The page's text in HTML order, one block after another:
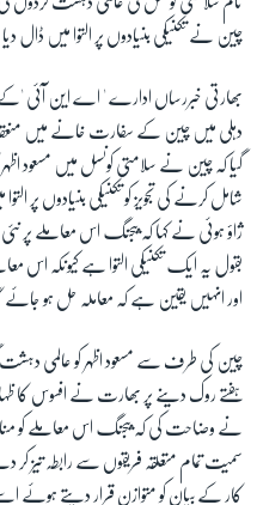
چین نے تکنیکی بنیادوں پر التوا میں ڈال
بھارتی خبررساں ادارے ' اے این آئی
دہلی میں چین کے سفارت خانے میں
گیا کہ چین نے سلامتی کونسل میں مسعود
شامل کرنے کی تجویز کو تکنیکی بنیادوں پر
ژاؤ ہوئی نے کہا کہ بیجنگ اس معاملے
بقول یہ ایک تکنیکی التوا ہے کیونکہ
اور انہیں یقین ہے کہ معاملہ حل ہو جائے
چین کی طرف سے مسعود اظہر کو عالمی دہشت
ہفتے روک دینے پر بھارت نے افسوس کا
نے وضاحت کی کہ بیجنگ اس معاملے
سمیت تمام متعلقہ فریقوں سے رابطہ تیز
کار کے بیان کو متوازن قرار دیتے ہوئے